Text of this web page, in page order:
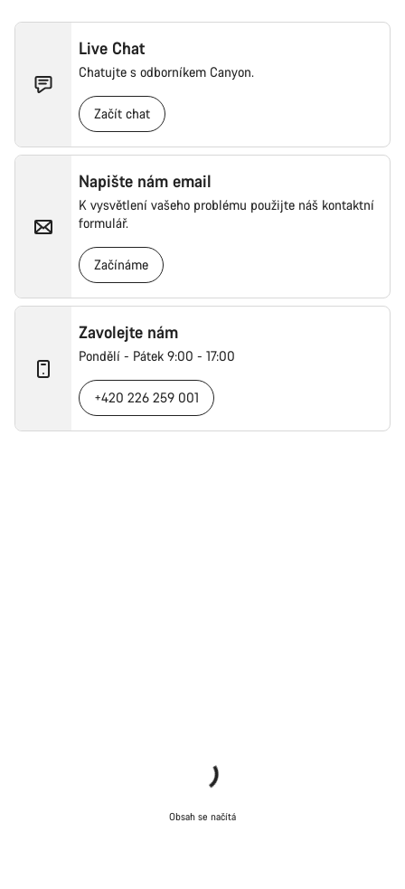
Live Chat
Chatujte s odborníkem Canyon.
Začít chat
Napište nám email
K vysvětlení vašeho problému použijte náš kontaktní
formulář.
Začínáme
Zavolejte nám
Pondělí - Pátek 9:00 - 17:00
+420 226 259 001
Obsah se načítá